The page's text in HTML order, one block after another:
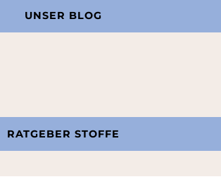
UNSER BLOG
RATGEBER STOFFE